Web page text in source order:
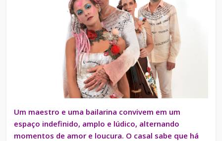
Um maestro e uma bailarina convivem em um
espaço indefinido, amplo e lúdico, alternando
momentos de amor e loucura. O casal sabe que há